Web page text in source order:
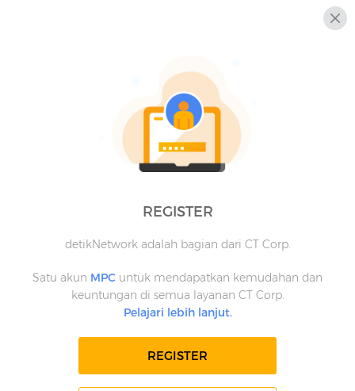
REGISTER
detikNetwork adalah bagian dari CT Corp.
Satu akun MPC untuk mendapatkan kemudahan dan
keuntungan di semua layanan CT Corp.
Pelajari lebih lanjut.
REGISTER